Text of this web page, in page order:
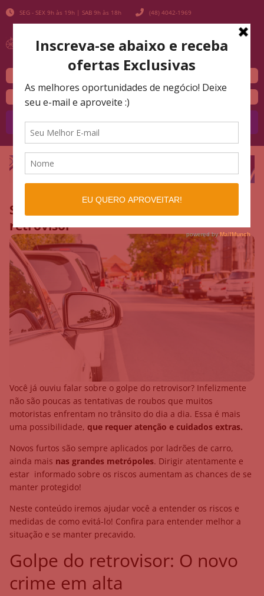
SEG - SEX 9h às 19h | SAB 9h às 18h (48) 4042-1969
Buscar
Saiba como se proteger do golpe do
retrovisor
Você já ouviu falar sobre o golpe do retrovisor? Infelizmente
não são poucas as tentativas de roubos que muitos
motoristas enfrentam no trânsito do dia a dia. Essa é mais
uma possibilidade, que requer atenção e cuidados extras.
Novos furtos são sempre aplicados por ladrões de carro,
ainda mais nas grandes metrópoles. Dirigir atentamente e
estar informado sobre os riscos aumentam as chances de se
manter protegido!
Neste conteúdo iremos ajudar você a entender os riscos e
medidas de como evitá-lo! Confira para entender melhor a
situação e se manter precavido.
Golpe do retrovisor: O novo
crime em alta